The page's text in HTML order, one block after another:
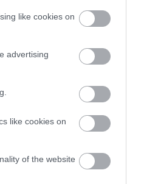
like cookies on
advertising
like cookies on
of the website
nem
Kerékpáros